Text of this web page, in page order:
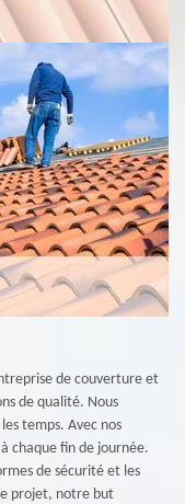
de couverture et
de qualité. Nous
temps. Avec nos
chaque fin de journée.
de sécurité et les
projet, notre but